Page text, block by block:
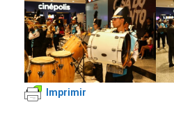
Imprimir